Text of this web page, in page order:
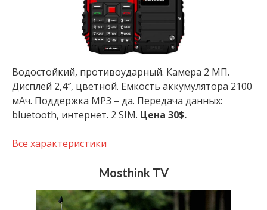
Водостойкий, противоударный. Камера 2 МП.
Дисплей 2,4″, цветной. Емкость аккумулятора 2100
мАч. Поддержка MP3 – да. Передача данных:
bluetooth, интернет. 2 SIM. Цена 30$.
Все характеристики
Mosthink TV